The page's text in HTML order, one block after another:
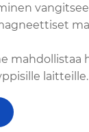
mahdollistaa
laitteille.